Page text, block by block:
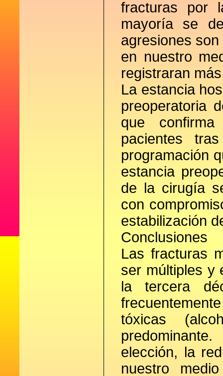
fracturas por
mayoría se
agresiones
en nuestro
registraran
La estancia
preoperatoria
que
pacientes
programación
estancia
de la cirugía
con
estabilización
Conclusiones
Las fracturas
ser múltiples y
la tercera
tóxicas
elección, la
nuestro